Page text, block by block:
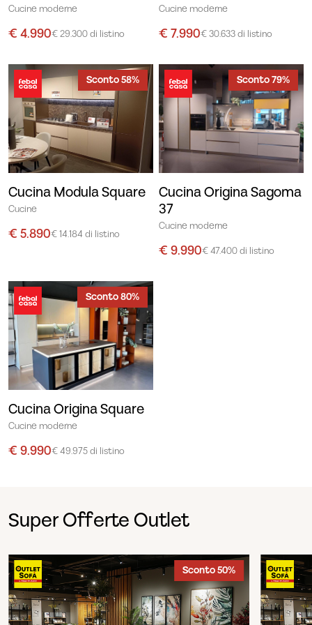
Cucine moderne
€ 4.990€ 29.300 di listino
Cucine moderne
€ 7.990€ 30.633 di listino
Sconto 58%
Cucina Modula Square
Cucine
€ 5.890€ 14.184 di listino
Sconto 79%
Cucina Origina Sagoma
37
Cucine moderne
€ 9.990€ 47.400 di listino
Sconto 80%
Cucina Origina Square
Cucine moderne
€ 9.990€ 49.975 di listino
Super Offerte Outlet
Sconto 50%